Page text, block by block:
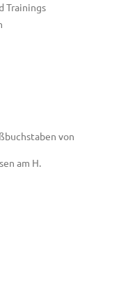
Trainings
von
am H.